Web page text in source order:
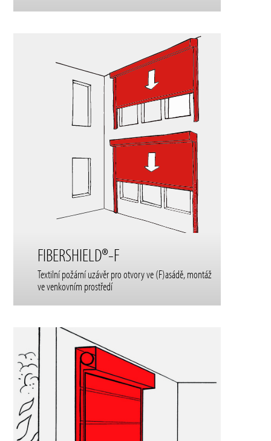
FIBERSHIELD®-F
Textilní požární uzávěr pro otvory ve (F)asádě, montáž
ve venkovním prostředí